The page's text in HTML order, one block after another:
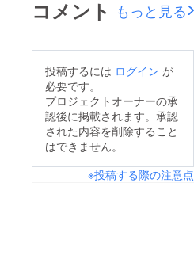
コメント もっと見る
投稿するには ログイン が
必要です。
プロジェクトオーナーの承
認後に掲載されます。承認
された内容を削除すること
はできません。
※投稿する際の注意点